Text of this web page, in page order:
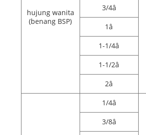
hujung wanita
(benang BSP)
3/4â
1â
1-1/4â
1-1/2â
2â
1/4â
3/8â